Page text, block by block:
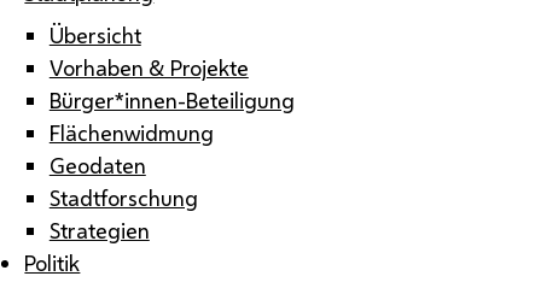
Übersicht
Vorhaben & Projekte
Bürger*innen-Beteiligung
Flächenwidmung
Geodaten
Stadtforschung
Strategien
Politik